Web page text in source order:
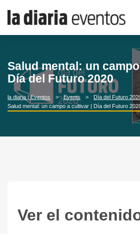
Salud mental: un
Día del Futuro 2020
la diaria | Eventos Events
Día del Futuro
Salud mental: un campo a cultivar | Día del Futuro
Ver el